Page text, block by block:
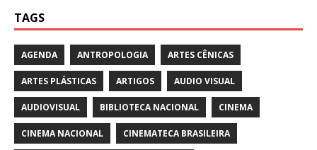
TAGS
AGENDA ANTROPOLOGIA ARTES CÊNICAS
ARTES PLÁSTICAS ARTIGOS AUDIO VISUAL
AUDIOVISUAL BIBLIOTECA NACIONAL CINEMA
CINEMA NACIONAL CINEMATECA BRASILEIRA